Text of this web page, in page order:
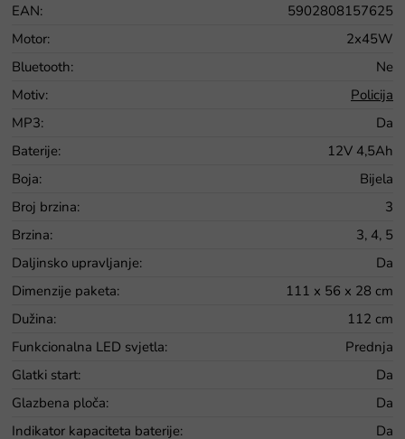
EAN:
5902808157625
Motor:
2x45W
Bluetooth:
Ne
Motiv:
Policija
MP3:
Da
Baterije:
12V 4,5Ah
Boja:
Bijela
Broj brzina:
3
Brzina:
3, 4, 5
Daljinsko upravljanje:
Da
Dimenzije paketa:
111 x 56 x 28 cm
Dužina:
112 cm
Funkcionalna LED svjetla:
Prednja
Glatki start:
Da
Glazbena ploča:
Da
Indikator kapaciteta baterije:
Da